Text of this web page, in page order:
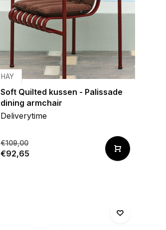
HAY
Soft Quilted kussen - Palissade
dining armchair
Deliverytime
€109,00
€92,65